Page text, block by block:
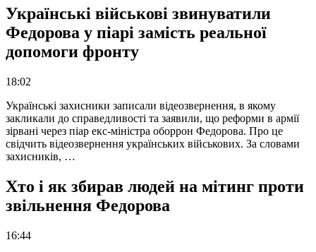
Українські військові звинуватили
Федорова у піарі замість реальної
допомоги фронту
18:02
Українські захисники записали відеозвернення, в якому
закликали до справедливості та заявили, що реформи в армії
зірвані через піар екс-міністра оборрон Федорова. Про це
свідчить відеозвернення українських військових. За словами
захисників, …
Хто і як збирав людей на мітинг проти
звільнення Федорова
16:44